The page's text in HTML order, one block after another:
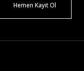
Hemen Kayıt Ol